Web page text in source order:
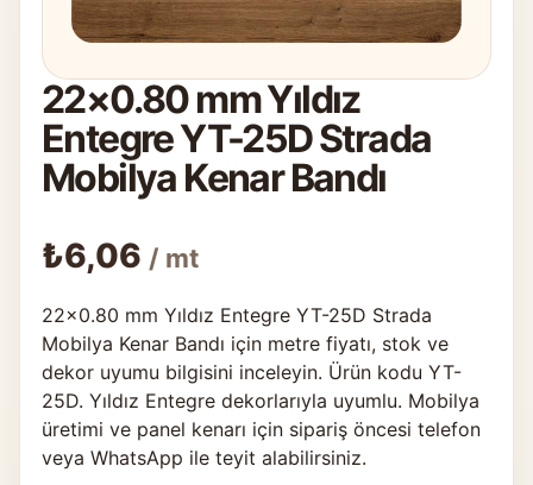
22×0.80 mm Yıldız
Entegre YT-25D Strada
Mobilya Kenar Bandı
₺6,06 / mt
22×0.80 mm Yıldız Entegre YT-25D Strada
Mobilya Kenar Bandı için metre fiyatı, stok ve
dekor uyumu bilgisini inceleyin. Ürün kodu YT-
25D. Yıldız Entegre dekorlarıyla uyumlu. Mobilya
üretimi ve panel kenarı için sipariş öncesi telefon
veya WhatsApp ile teyit alabilirsiniz.